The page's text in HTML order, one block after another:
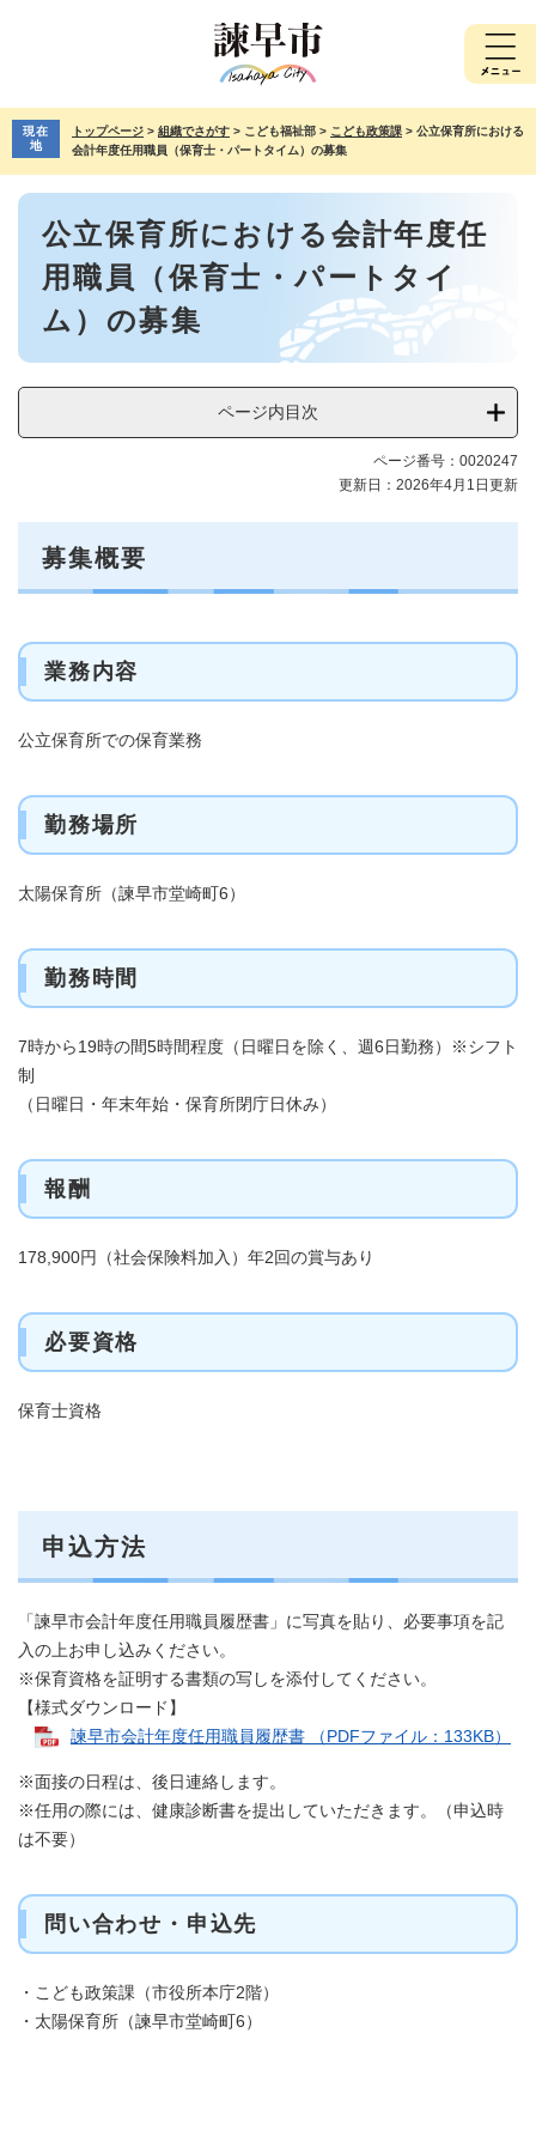
先
で
を
ば
現在
地
トップページ > 組織でさがす > こども福祉部 > こども政策課 > 公立保育所における
会計年度任用職員（保育士・パートタイム）の募集
本
公立保育所における会計年度任
用職員（保育士・パートタイ
ム）の募集
ページ内目次
ページ番号：0020247
更新日：2026年4月1日更新
募集概要
業務内容
​公立保育所での保育業務
勤務場所
​太陽保育所（諫早市堂崎町6）
勤務時間
7時から19時の間5時間程度（日曜日を除く、週6日勤務）※シフト
制
（日曜日・年末年始・保育所閉庁日休み）
報酬
178,900円（社会保険料加入）年2回の賞与あり
必要資格
保育士資格
申込方法
「諫早市会計年度任用職員履歴書」に写真を貼り、必要事項を記
入の上お申し込みください。
※保育資格を証明する書類の写しを添付してください。
【様式ダウンロード】
諫早市会計年度任用職員履歴書 （PDFファイル：133KB）
※面接の日程は、後日連絡します。
※任用の際には、健康診断書を提出していただきます。（申込時
は不要）
問い合わせ・申込先
・こども政策課（市役所本庁2階）
・太陽保育所（諫早市堂崎町6）